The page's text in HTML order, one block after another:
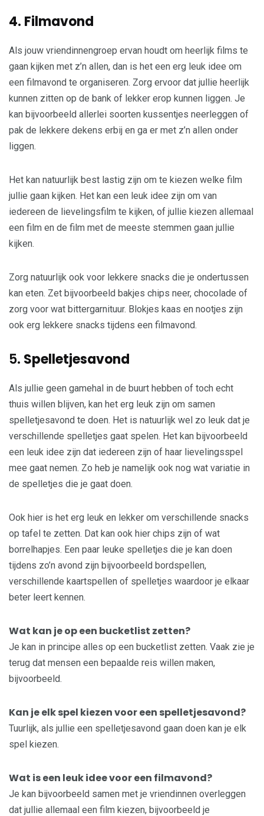
4. Filmavond
Als jouw vriendinnengroep ervan houdt om heerlijk films te
gaan kijken met z’n allen, dan is het een erg leuk idee om
een filmavond te organiseren. Zorg ervoor dat jullie heerlijk
kunnen zitten op de bank of lekker erop kunnen liggen. Je
kan bijvoorbeeld allerlei soorten kussentjes neerleggen of
pak de lekkere dekens erbij en ga er met z’n allen onder
liggen.
Het kan natuurlijk best lastig zijn om te kiezen welke film
jullie gaan kijken. Het kan een leuk idee zijn om van
iedereen de lievelingsfilm te kijken, of jullie kiezen allemaal
een film en de film met de meeste stemmen gaan jullie
kijken.
Zorg natuurlijk ook voor lekkere snacks die je ondertussen
kan eten. Zet bijvoorbeeld bakjes chips neer, chocolade of
zorg voor wat bittergarnituur. Blokjes kaas en nootjes zijn
ook erg lekkere snacks tijdens een filmavond.
5. Spelletjesavond
Als jullie geen gamehal in de buurt hebben of toch echt
thuis willen blijven, kan het erg leuk zijn om samen
spelletjesavond te doen. Het is natuurlijk wel zo leuk dat je
verschillende spelletjes gaat spelen. Het kan bijvoorbeeld
een leuk idee zijn dat iedereen zijn of haar lievelingsspel
mee gaat nemen. Zo heb je namelijk ook nog wat variatie in
de spelletjes die je gaat doen.
Ook hier is het erg leuk en lekker om verschillende snacks
op tafel te zetten. Dat kan ook hier chips zijn of wat
borrelhapjes. Een paar leuke spelletjes die je kan doen
tijdens zo’n avond zijn bijvoorbeeld bordspellen,
verschillende kaartspellen of spelletjes waardoor je elkaar
beter leert kennen.
Wat kan je op een bucketlist zetten?
Je kan in principe alles op een bucketlist zetten. Vaak zie je
terug dat mensen een bepaalde reis willen maken,
bijvoorbeeld.
Kan je elk spel kiezen voor een spelletjesavond?
Tuurlijk, als jullie een spelletjesavond gaan doen kan je elk
spel kiezen.
Wat is een leuk idee voor een filmavond?
Je kan bijvoorbeeld samen met je vriendinnen overleggen
dat jullie allemaal een film kiezen, bijvoorbeeld je